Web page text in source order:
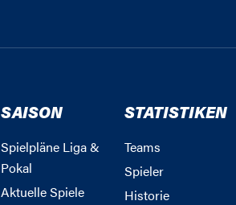
SAISON
Spielpläne Liga &
Pokal
Aktuelle Spiele
STATISTIKEN
Teams
Spieler
Historie